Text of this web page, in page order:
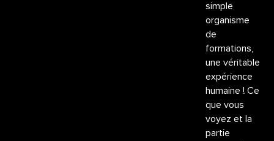
simple
organisme
de
formations,
une véritable
expérience
humaine ! Ce
que vous
voyez et la
partie